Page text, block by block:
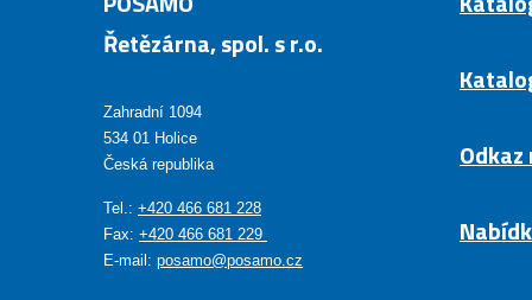
Řetězárna, spol. s r.o.
Zahradní 1094
534 01 Holice
Česká republika
Tel.: +420 466 681 228
Fax: +420 466 681 229
E-mail: posamo@posamo.cz